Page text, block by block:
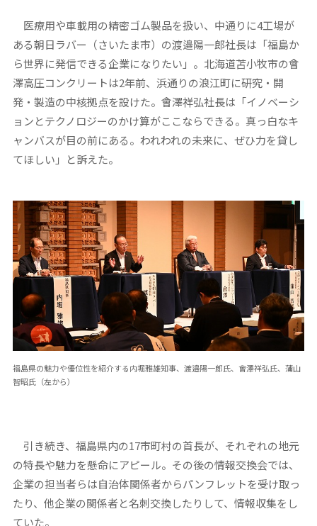
医療用や車載用の精密ゴム製品を扱い、中通りに4工場が
ある朝日ラバー（さいたま市）の渡邉陽一郎社長は「福島か
ら世界に発信できる企業になりたい」。北海道苫小牧市の會
澤高圧コンクリートは2年前、浜通りの浪江町に研究・開
発・製造の中核拠点を設けた。會澤祥弘社長は「イノベーシ
ョンとテクノロジーのかけ算がここならできる。真っ白なキ
ャンバスが目の前にある。われわれの未来に、ぜひ力を貸し
てほしい」と訴えた。
福島県の魅力や優位性を紹介する内堀雅雄知事、渡邉陽一郎氏、會澤祥弘氏、蒲山
智昭氏（左から）
引き続き、福島県内の17市町村の首長が、それぞれの地元
の特長や魅力を懸命にアピール。その後の情報交換会では、
企業の担当者らは自治体関係者からパンフレットを受け取っ
たり、他企業の関係者と名刺交換したりして、情報収集をし
ていた。